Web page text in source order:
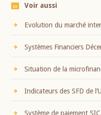
Voir aussi
Evolution du marché
Systèmes Financiers
Situation de la
Indicateurs des SFD de
Système de paiement